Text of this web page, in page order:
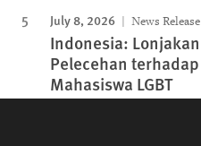
July 8, 2026 News Release
Indonesia: Lonjakan
Pelecehan terhadap
Mahasiswa LGBT